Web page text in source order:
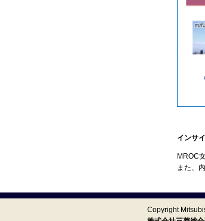
インサ
MROC
また、
Copyright